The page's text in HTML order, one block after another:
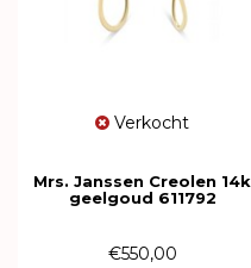
Verkocht
Mrs. Janssen Creolen 14k
geelgoud 611792
€550,00